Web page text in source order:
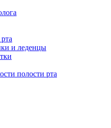
и леденцы
полости рта